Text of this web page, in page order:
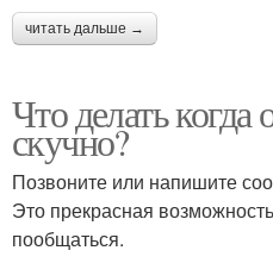
читать дальше →
Что делать когда
скучно?
Позвоните или напишите
Это прекрасная
пообщаться.